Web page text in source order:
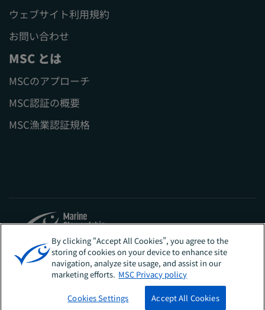
ウェブサイト利用規約
お問い合わせ
MSC とは
MSCのアプローチ
MSC認証の概要
MSC漁業認証規格
Sites
日本
By clicking “Accept All Cookies”, you agree to the
storing of cookies on your device to enhance site
navigation, analyze site usage, and assist in our
marketing efforts. MSC Privacy policy
Cookies Settings Accept All Cookies